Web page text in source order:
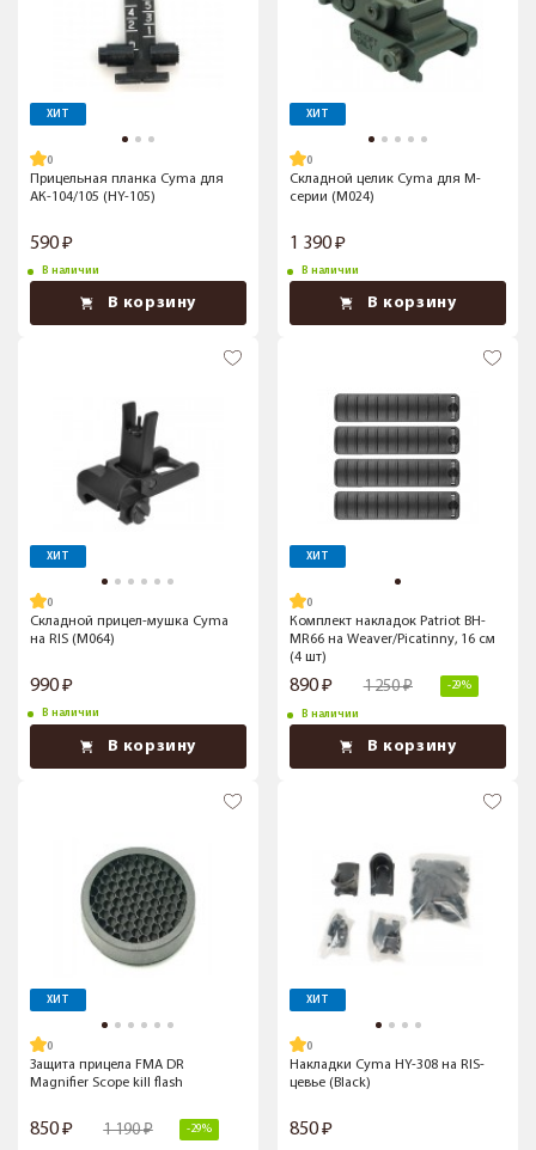
ХИТ
Прицельная планка Cyma для
АК-104/105 (HY-105)
590
В наличии
В корзину
ХИТ
Складной целик Cyma для М-
серии (M024)
1 390
В наличии
В корзину
ХИТ
Складной прицел-мушка Cyma
на RIS (M064)
990
В наличии
В корзину
ХИТ
Комплект накладок Patriot BH-
MR66 на Weaver/Picatinny, 16 см
(4 шт)
890 1 250 -29%
В наличии
В корзину
ХИТ
Защита прицела FMA DR
Magnifier Scope kill flash
850 1 190 -29%
ХИТ
Накладки Cyma HY-308 на RIS-
цевье (Black)
850